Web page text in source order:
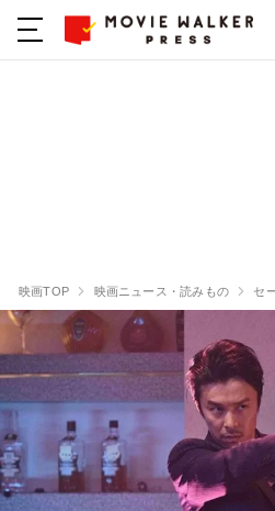
映画TOP 映画ニュース・読みもの セ